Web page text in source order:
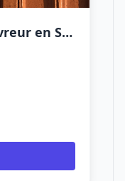
Guitton Toitures - Couvreur en Savoie